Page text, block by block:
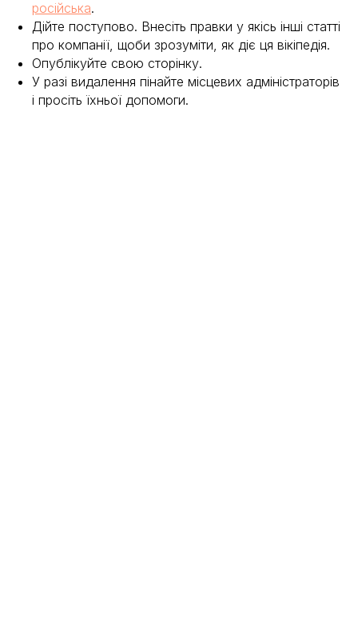
російська.
Дійте поступово. Внесіть правки у якісь інші статті
про компанії, щоби зрозуміти, як діє ця вікіпедія.
Опублікуйте свою сторінку.
У разі видалення пінайте місцевих адміністраторів
і просіть їхньої допомоги.